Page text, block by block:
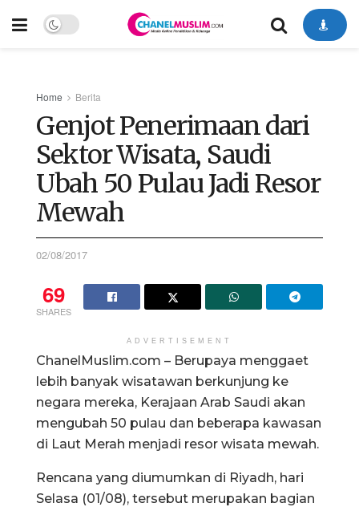
Home Berita
Genjot Penerimaan dari
Sektor Wisata, Saudi
Ubah 50 Pulau Jadi Resor
Mewah
02/08/2017
69
SHARES
ADVERTISEMENT
ChanelMuslim.com – Berupaya menggaet
lebih banyak wisatawan berkunjung ke
negara mereka, Kerajaan Arab Saudi akan
mengubah 50 pulau dan beberapa kawasan
di Laut Merah menjadi resor wisata mewah.
Rencana yang diumumkan di Riyadh, hari
Selasa (01/08), tersebut merupakan bagian